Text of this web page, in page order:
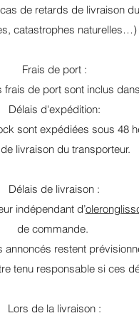
de retards de livraison
catastrophes naturelles…)
Frais de port :
de port sont inclus
Délais d'expédition:
sont expédiées sous 48
livraison du transporteur.
Délais de livraison :
indépendant d’
de commande.
annoncés restent
tenu responsable si ces
Lors de la livraison :